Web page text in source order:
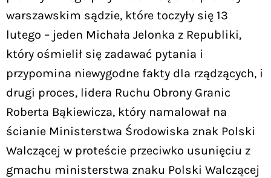
warszawskim sądzie, które toczyły się 13
lutego – jeden Michała Jelonka z Republiki,
który ośmielił się zadawać pytania i
przypomina niewygodne fakty dla rządzących, i
drugi proces, lidera Ruchu Obrony Granic
Roberta Bąkiewicza, który namalował na
ścianie Ministerstwa Środowiska znak Polski
Walczącej w proteście przeciwko usunięciu z
gmachu ministerstwa znaku Polski Walczącej